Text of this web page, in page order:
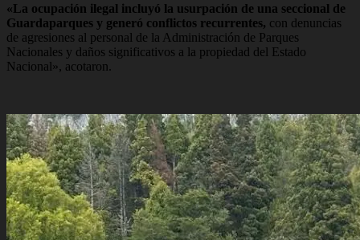
«La ocupación ilegal incluyó la usurpación de una seccional de
Guardaparques y generó conflictos recurrentes, con denuncias
de agresiones al personal de la Administración de Parques
Nacionales y daños significativos a la propiedad del Estado
Nacional», acotaron.